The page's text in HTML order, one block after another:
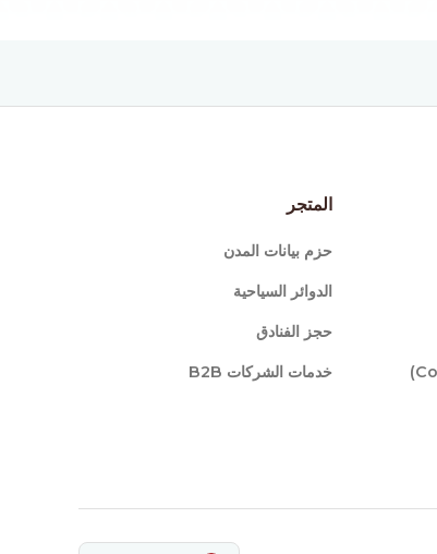
المتجر
حزم بيانات المدن
الدوائر السياحية
حجز الفنادق
خدمات الشركات B2B